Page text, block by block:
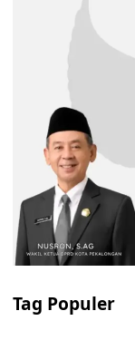
Tag Populer